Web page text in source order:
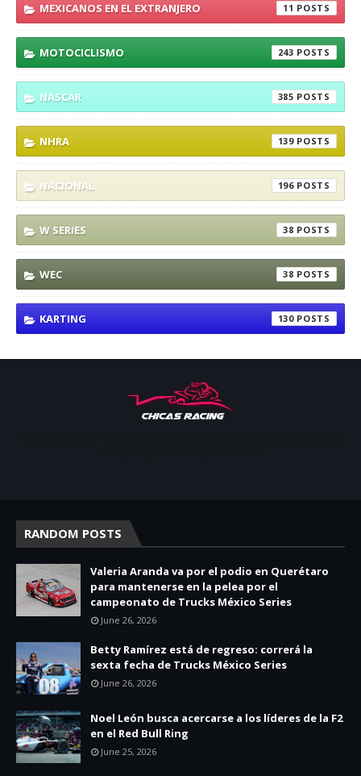
MEXICANOS EN EL EXTRANJERO 11
MOTOCICLISMO 243
NASCAR 385
NHRA 139
NACIONAL 196
W SERIES 38
WEC 38
KARTING 130
RANDOM POSTS
Valeria Aranda va por el podio en Querétaro
para mantenerse en la pelea por el
campeonato de Trucks México Series
June 26, 2026
Betty Ramírez está de regreso: correrá la
sexta fecha de Trucks México Series
June 26, 2026
Noel León busca acercarse a los líderes de la F2
en el Red Bull Ring
June 25, 2026